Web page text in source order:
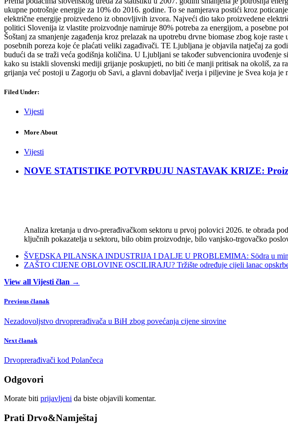
ukupne potrošnje energije za 10% do 2016. godine. To se namjerava postići kroz
električne energije proizvedeno iz obnovljivih izvora. Najveći dio tako proizvedene
politici Slovenija iz vlastite proizvodnje namiruje 80% potreba za energijom, a posebne
Šoštanj za smanjenje zagađenja kroz prelazak na upotrebu drvne biomase zbog koje
posebnih poreza koje će plaćati veliki zagađivači. TE Ljubljana je objavila natječaj za
budući da se traži veća godišnja količina. U Ljubljani se također subvencionira
kako su istakli slovenski mediji grijanje poskupjeti, no biti će manji pritisak na okoliš, za
grijanja već postoji u Zagorju ob Savi, a glavni dobavljač iverja i piljevine je Svea koja je
Filed Under:
Vijesti
More About
Vijesti
NOVE STATISTIKE POTVRĐUJU NASTAVAK KRIZE:
Analiza kretanja u drvo-prerađivačkom sektoru u prvoj polovici 2026. te obrada
ključnih pokazatelja u sektoru, bilo obim proizvodnje, bilo vanjsko-trgovačko
ŠVEDSKA PILANSKA INDUSTRIJA I DALJE U PROBLEMIMA: Södra u
ZAŠTO CIJENE OBLOVINE OSCILIRAJU? Tržište određuje cijeli lanac
View all Vijesti član →
Previous članak
Nezadovoljstvo drvoprerađivača u BiH zbog povećanja cijene sirovine
Next članak
Drvoprerađivači kod Polančeca
Odgovori
Morate biti prijavljeni da biste objavili komentar.
Prati Drvo&Namještaj